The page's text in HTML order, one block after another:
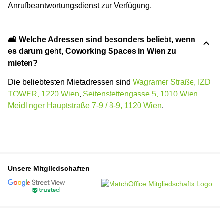
Anrufbeantwortungsdienst zur Verfügung.
🛋️ Welche Adressen sind besonders beliebt, wenn
es darum geht, Coworking Spaces in Wien zu
mieten?
Die beliebtesten Mietadressen sind Wagramer Straße, IZD
TOWER, 1220 Wien, Seitenstettengasse 5, 1010 Wien,
Meidlinger Hauptstraße 7-9 / 8-9, 1120 Wien.
Unsere Mitgliedschaften